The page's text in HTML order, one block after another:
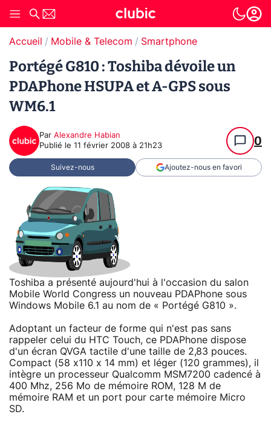
Accueil Mobile & Telecom Smartphone
Portégé G810 : Toshiba dévoile un
PDAPhone HSUPA et A-GPS sous
WM6.1
Par Alexandre Habian
Publié le 11 février 2008 à 21h23 0
Suivez-nous Ajoutez-nous en favori
Toshiba a présenté aujourd'hui à l'occasion du salon
Mobile World Congress un nouveau PDAPhone sous
Windows Mobile 6.1 au nom de « Portégé G810 ».
Adoptant un facteur de forme qui n'est pas sans
rappeler celui du HTC Touch, ce PDAPhone dispose
d'un écran QVGA tactile d'une taille de 2,83 pouces.
Compact (58 x110 x 14 mm) et léger (120 grammes), il
intègre un processeur Qualcomm MSM7200 cadencé à
400 Mhz, 256 Mo de mémoire ROM, 128 M de
mémoire RAM et un port pour carte mémoire Micro
SD.